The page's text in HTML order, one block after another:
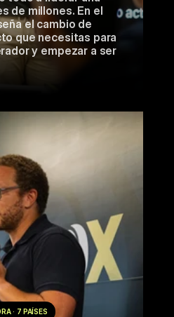
de millones. En el
el cambio de
que necesitas para
y empezar a ser
· 7 PAÍSES